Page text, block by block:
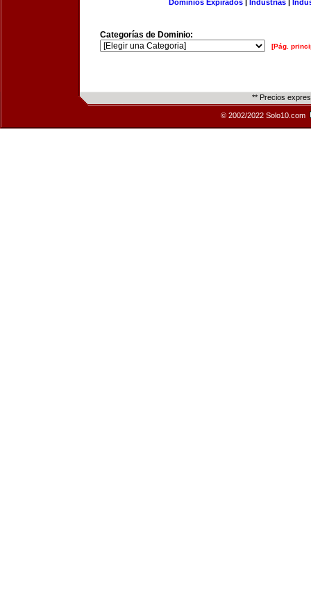
Dominios Expirados | Industrias |
Categorías de Dominio:
[Pág.
** Precios
© 2002/2022 Solo10.com